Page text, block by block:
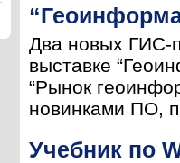
Два новых ГИС-
выставке
“Рынок
новинками ПО,
Учебник по